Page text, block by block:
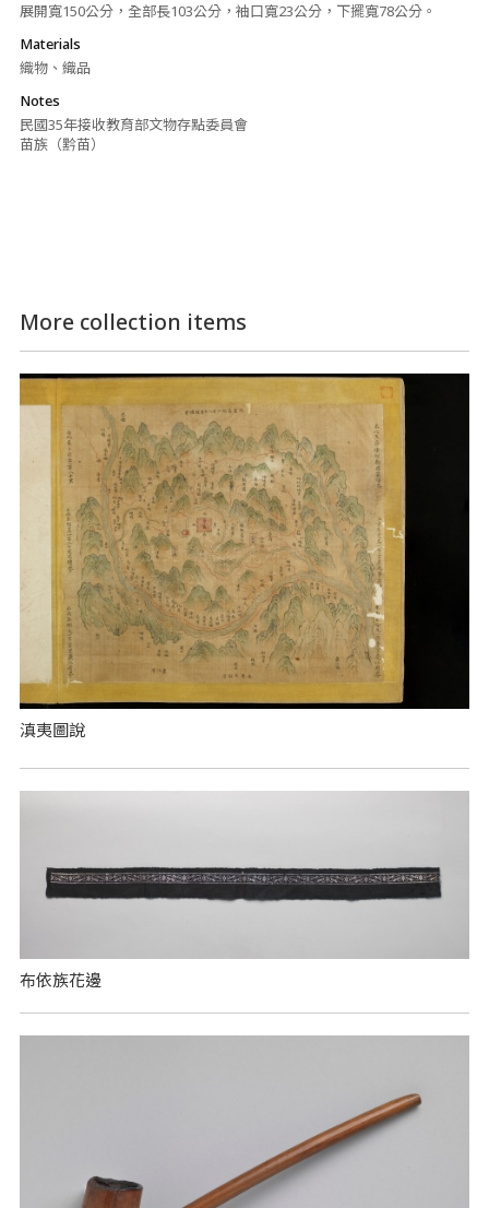
展開寬150公分，全部長103公分，袖口寬23公分，下擺寬78公分。
Materials
織物、織品
Notes
民國35年接收教育部文物存點委員會
苗族（黔苗）
More collection items
滇夷圖說
布依族花邊